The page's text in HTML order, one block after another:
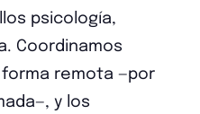
psicología,
Coordinamos
remota —por
y los